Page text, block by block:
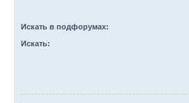
Искать в подфорумах:
Искать: